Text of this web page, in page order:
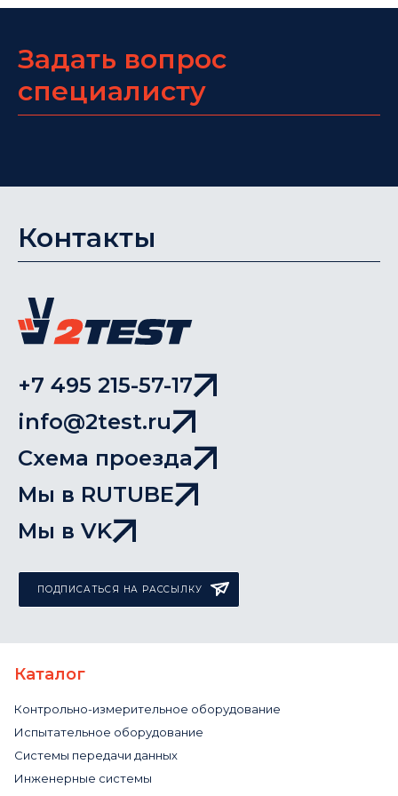
Задать вопрос
специалисту
Контакты
+7 495 215-57-17
info@2test.ru
Схема проезда
Мы в RUTUBE
Мы в VK
ПОДПИСАТЬСЯ НА РАССЫЛКУ
Каталог
Контрольно-измерительное оборудование
Испытательное оборудование
Системы передачи данных
Инженерные системы